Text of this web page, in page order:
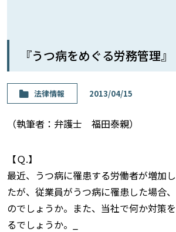
『うつ病をめぐる労務管理』
法律情報 2013/04/15
（執筆者：弁護士 福田泰親）
【Ｑ.】
最近、うつ病に罹患する労働者が増加
たが、従業員がうつ病に罹患した場合
のでしょうか。また、当社で何か対策
るでしょうか。_